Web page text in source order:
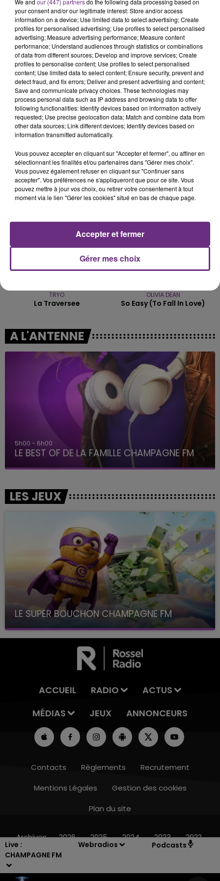
Live :
CHAMPAGNE FM
Webradios Podcasts
rémois. Le magasin JouéClub est contraint de
fermer ses portes.
TITRES DIFFUSÉS
17h00
17h00
JENNIFER LOPEZ & DAVID GUETTA
Save Me Tonight
16h56
16h56
RED HOT CHILI PEPPERS
By The Way
16h52
16h52
TRYO
La Traversee
16h49
16h49
OLIVIA DEAN
So Easy (to Fall In Love)
A L'ANTENNE
5h00 - 6h00
LE BEST OF DE LA FAMILLE CHAMPAGNE FM
LES JEUX
LE SUPER BOUCHON CHAMPAGNE FM
avec La Famille Champagne FM, à 8H10
ACCUEIL RADIO
ACTUS
MÉDIAS
JEUX ANNONCEURS
Contacts Règlements
Recrutement
Mentions Légales
Gestion des cookies
Plan du site
Archives 2026 2025 2024 2023 2022
We and our (447) partnersdo the following data processing based on
your consent and/or our legitimate interest: Store and/or access
information on a device; Use limited data to select advertising; Create
profiles for personalised advertising; Use profiles to select personalised
advertising; Measure advertising performance; Measure content
performance; Understand audiences through statistics or combinations
of data from different sources; Develop and improve services; Create
profiles to personalise content; Use profiles to select personalised
content; Use limited data to select content; Ensure security, prevent and
detect fraud, and fix errors; Deliver and present advertising and content;
Save and communicate privacy choices. These technologies may
process personal data such as IP address and browsing data to offer
following functionalities: Identify devices based on information actively
requested; Use precise geolocation data; Match and combine data from
other data sources; Link different devices; Identify devices based on
information transmitted automatically.
Vous pouvez accepter en cliquant sur "Accepter et fermer", ou affiner en
sélectionnant les finalités et/ou partenaires dans "Gérer mes choix".
Vous pouvez également refuser en cliquant sur "Continuer sans
accepter". Vos préférences ne s'appliqueront que pour ce site. Vous
pouvez mettre à jour vos choix, ou retirer votre consentement à tout
moment via le lien "Gérer les cookies" situé en bas de chaque page.
Gérer mes choix
Accepter et fermer